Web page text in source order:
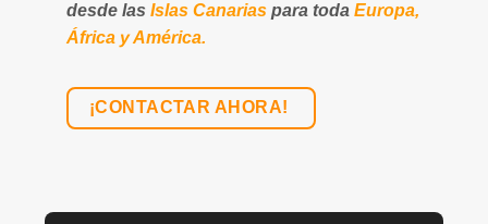
desde lasIslas Canarias para todaEuropa,
África y América.
¡CONTACTAR AHORA!